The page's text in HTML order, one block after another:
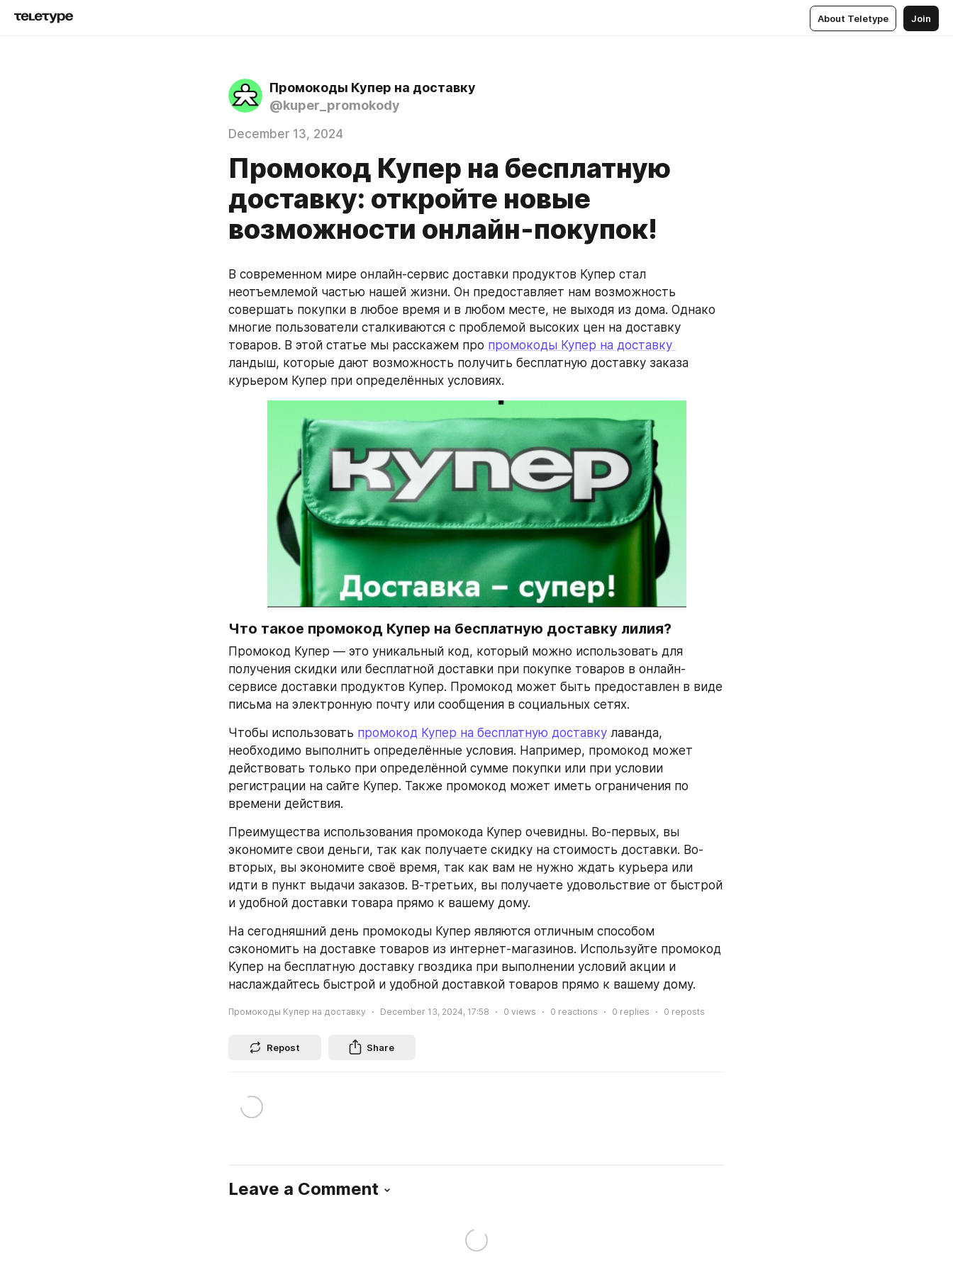
About Teletype Join
Промокоды Купер на доставку
@kuper_promokody
December 13, 2024
Промокод Купер на бесплатную
доставку: откройте новые
возможности онлайн-покупок!
В современном мире онлайн-сервис доставки продуктов Купер стал
неотъемлемой частью нашей жизни. Он предоставляет нам возможность
совершать покупки в любое время и в любом месте, не выходя из дома. Однако
многие пользователи сталкиваются с проблемой высоких цен на доставку
товаров. В этой статье мы расскажем про
ландыш, которые дают возможность получить бесплатную доставку заказа
курьером Купер при определённых условиях.
Что такое промокод Купер на бесплатную доставку лилия?
Промокод Купер — это уникальный код, который можно использовать для
получения скидки или бесплатной доставки при покупке товаров в онлайн-
сервисе доставки продуктов Купер. Промокод может быть предоставлен в виде
письма на электронную почту или сообщения в социальных сетях.
Чтобы использовать промокод Купер на бесплатную доставку лаванда,
необходимо выполнить определённые условия. Например, промокод может
действовать только при определённой сумме покупки или при условии
регистрации на сайте Купер. Также промокод может иметь ограничения по
времени действия.
Преимущества использования промокода Купер очевидны. Во-первых, вы
экономите свои деньги, так как получаете скидку на стоимость доставки. Во-
вторых, вы экономите своё время, так как вам не нужно ждать курьера или
идти в пункт выдачи заказов. В-третьих, вы получаете удовольствие от быстрой
и удобной доставки товара прямо к вашему дому.
На сегодняшний день промокоды Купер являются отличным способом
сэкономить на доставке товаров из интернет-магазинов. Используйте промокод
Купер на бесплатную доставку гвоздика при выполнении условий акции и
наслаждайтесь быстрой и удобной доставкой товаров прямо к вашему дому.
Промокоды Купер на доставку December 13, 2024, 17:58 0 views 0 reactions 0 replies 0 reposts
Repost Share
Leave a Comment